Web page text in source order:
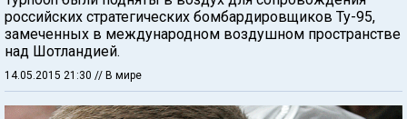
российских стратегических бомбардировщиков Ту-95,
замеченных в международном воздушном пространстве
над Шотландией.
14.05.2015 21:30 // В мире